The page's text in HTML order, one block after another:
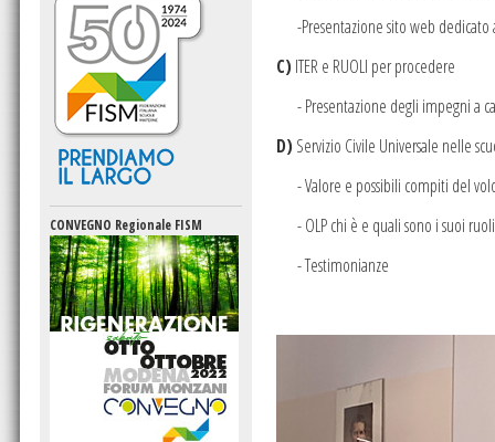
-Presentazione sito web dedicato
C) ITER e RUOLI per procedere
- Presentazione degli impegni a
D) Servizio Civile Universale nelle
- Valore e possibili compiti del
- OLP chi è e quali sono i suoi ruoli
- Testimonianze
CONVEGNO Regionale FISM